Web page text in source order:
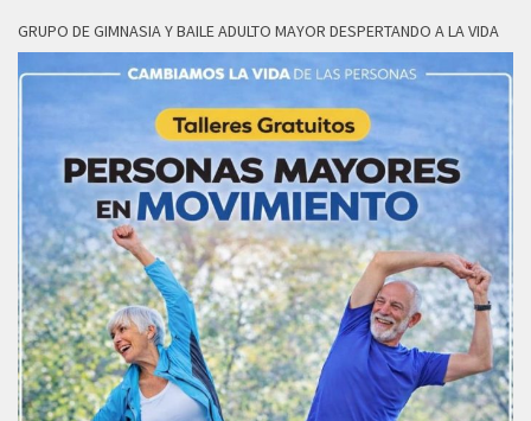
GRUPO DE GIMNASIA Y BAILE ADULTO MAYOR DESPERTANDO A LA VIDA